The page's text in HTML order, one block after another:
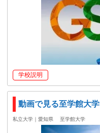
学校説明
動画で見る至学館大学
私立大学｜愛知県 至学館大学